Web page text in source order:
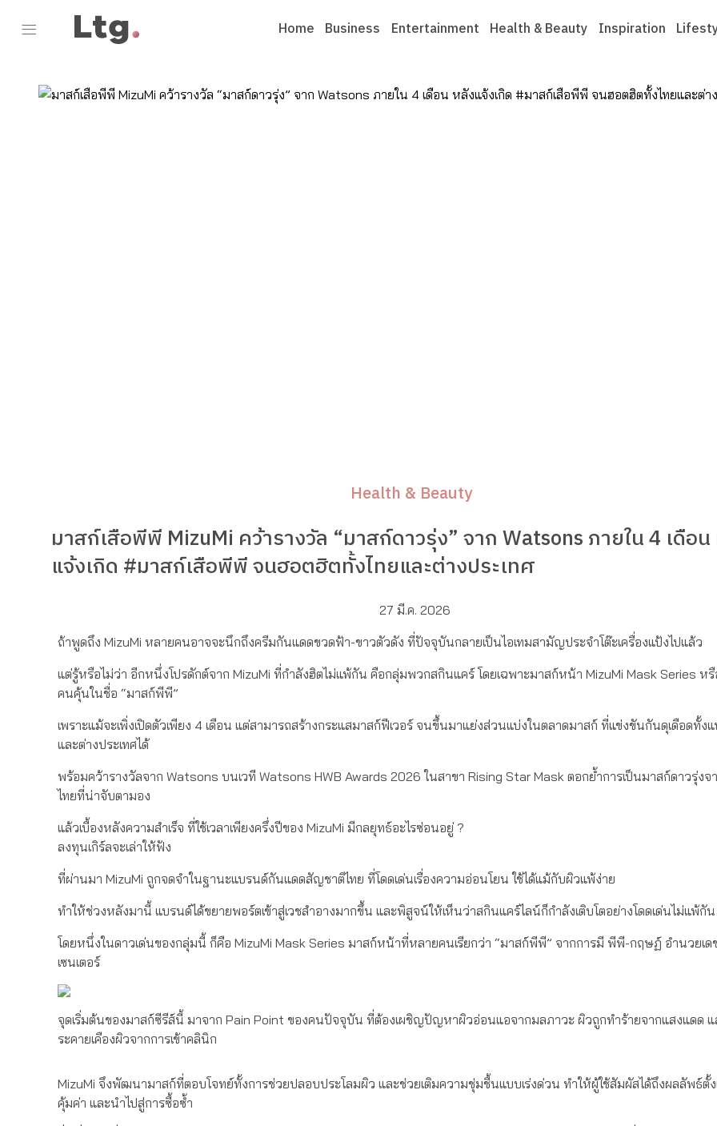
Home Business Entertainment Health & Beauty Inspiration
Health & Beauty
มาสก์เสือพีพี MizuMi คว้ารางวัล “มาสก์ดาวรุ่ง” จาก Watsons ภายใน 4 เดือ
แจ้งเกิด #มาสก์เสือพีพี จนฮอตฮิตทั้งไทยและต่างประเทศ
27 มี.ค. 2026
ถ้าพูดถึง MizuMi หลายคนอาจจะนึกถึงครีมกันแดดขวดฟ้า-ขาวตัวดัง ที่ปัจจุบันกลายเป็นไอเทมสามัญประจำโต๊ะเครื่องแป้งไปแล้ว
แต่รู้หรือไม่ว่า อีกหนึ่งโปรดักต์จาก MizuMi ที่กำลังฮิตไม่แพ้กัน คือกลุ่มพวกสกินแคร์ โดยเฉพาะมาสก์หน้า MizuMi Mask Series ห
คนคุ้นในชื่อ “มาสก์พีพี”
เพราะแม้จะเพิ่งเปิดตัวเพียง 4 เดือน แต่สามารถสร้างกระแสมาสก์ฟีเวอร์ จนขึ้นมาแย่งส่วนแบ่งในตลาดมาสก์ ที่แข่งขันกันดุเดือดทั้ง
และต่างประเทศได้
พร้อมคว้ารางวัลจาก Watsons บนเวที Watsons HWB Awards 2026 ในสาขา Rising Star Mask ตอกย้ำการเป็นมาสก์ดาวรุ่งจ
ไทยที่น่าจับตามอง
แล้วเบื้องหลังความสำเร็จ ที่ใช้เวลาเพียงครึ่งปีของ MizuMi มีกลยุทธ์อะไรซ่อนอยู่ ?
ลงทุนเกิร์ลจะเล่าให้ฟัง
ที่ผ่านมา MizuMi ถูกจดจำในฐานะแบรนด์กันแดดสัญชาติไทย ที่โดดเด่นเรื่องความอ่อนโยน ใช้ได้แม้กับผิวแพ้ง่าย
ทำให้ช่วงหลังมานี้ แบรนด์ได้ขยายพอร์ตเข้าสู่เวชสำอางมากขึ้น และพิสูจน์ให้เห็นว่าสกินแคร์ไลน์ก็กำลังเติบโตอย่างโดดเด่นไม่แพ้กัน
โดยหนึ่งในดาวเด่นของกลุ่มนี้ ก็คือ MizuMi Mask Series มาสก์หน้าที่หลายคนเรียกว่า “มาสก์พีพี” จากการมี พีพี-กฤษฏ์ อำนวยเด
เซนเตอร์
จุดเริ่มต้นของมาสก์ซีรีส์นี้ มาจาก Pain Point ของคนปัจจุบัน ที่ต้องเผชิญปัญหาผิวอ่อนแอจากมลภาวะ ผิวถูกทำร้ายจากแสงแดด แ
ระคายเคืองผิวจากการเข้าคลินิก
MizuMi จึงพัฒนามาสก์ที่ตอบโจทย์ทั้งการช่วยปลอบประโลมผิว และช่วยเติมความชุ่มชื้นแบบเร่งด่วน ทำให้ผู้ใช้สัมผัสได้ถึงผลลัพธ์ตั้
คุ้มค่า และนำไปสู่การซื้อซ้ำ